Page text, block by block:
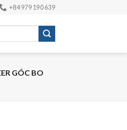
+84 979 190 639
GÓC BO